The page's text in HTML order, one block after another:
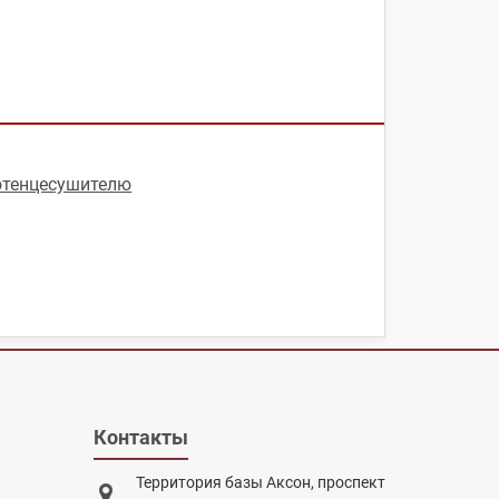
Контакты
Территория базы Аксон, проспект